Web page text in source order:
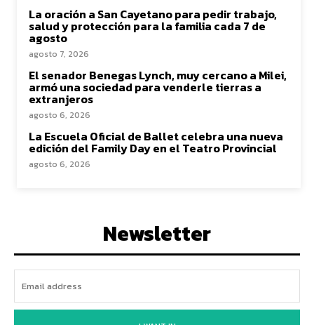
La oración a San Cayetano para pedir trabajo,
salud y protección para la familia cada 7 de
agosto
agosto 7, 2026
El senador Benegas Lynch, muy cercano a Milei,
armó una sociedad para venderle tierras a
extranjeros
agosto 6, 2026
La Escuela Oficial de Ballet celebra una nueva
edición del Family Day en el Teatro Provincial
agosto 6, 2026
Newsletter